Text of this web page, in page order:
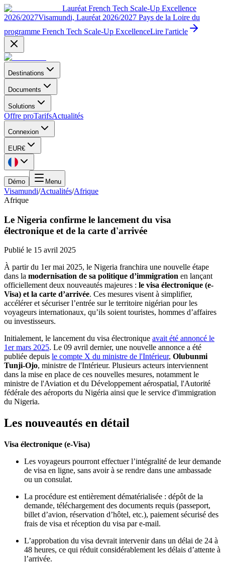
Lauréat French Tech Scale-Up Excellence
2026/2027Visamundi, Lauréat 2026/2027 Pays de la Loire du
programme French Tech Scale-Up ExcellenceLire l'article
Destinations
Documents
Solutions
Offre proTarifsActualités
Connexion
EUR€
Démo Menu
Visamundi/Actualités/Afrique
Afrique
Le Nigeria confirme le lancement du visa
électronique et de la carte d'arrivée
Publié le 15 avril 2025
À partir du 1er mai 2025, le Nigeria franchira une nouvelle étape
dans la modernisation de sa politique d’immigration en lançant
officiellement deux nouveautés majeures : le visa électronique (e-
Visa) et la carte d’arrivée. Ces mesures visent à simplifier,
accélérer et sécuriser l’entrée sur le territoire nigérian pour les
voyageurs internationaux, qu’ils soient touristes, hommes d’affaires
ou investisseurs.
Initialement, le lancement du visa électronique avait été annoncé le
1er mars 2025. Le 09 avril dernier, une nouvelle annonce a été
publiée depuis le compte X du ministre de l'Intérieur, Olubunmi
Tunji-Ojo, ministre de l'Intérieur. Plusieurs acteurs interviennent
dans la mise en place de ces nouvelles mesures, notamment le
ministre de l'Aviation et du Développement aérospatial, l'Autorité
fédérale des aéroports du Nigéria ainsi que le service d'immigration
du Nigeria.
Les nouveautés en détail
Visa électronique (e-Visa)
Les voyageurs pourront effectuer l’intégralité de leur demande
de visa en ligne, sans avoir à se rendre dans une ambassade
ou un consulat.
La procédure est entièrement dématérialisée : dépôt de la
demande, téléchargement des documents requis (passeport,
billet d’avion, réservation d’hôtel, etc.), paiement sécurisé des
frais de visa et réception du visa par e-mail.
L’approbation du visa devrait intervenir dans un délai de 24 à
48 heures, ce qui réduit considérablement les délais d’attente à
l’arrivée.